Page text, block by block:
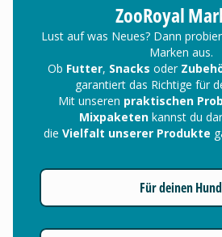
ZooRoyal
Lust auf was Neues? Dann
Marken aus.
Ob Futter, Snacks oder
garantiert das Richtige für
Mit unseren praktischen
Mixpaketen kannst du
die Vielfalt unserer Produkte
Für deinen Hund